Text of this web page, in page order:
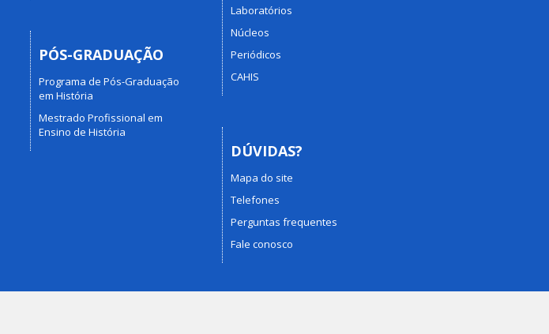
PÓS-GRADUAÇÃO
Programa de Pós-Graduação
em História
Mestrado Profissional em
Ensino de História
Laboratórios
Núcleos
Periódicos
CAHIS
DÚVIDAS?
Mapa do site
Telefones
Perguntas frequentes
Fale conosco